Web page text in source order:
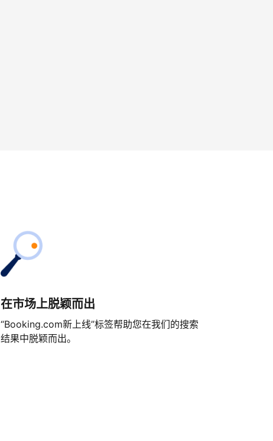
在市场上脱颖而出
“Booking.com新上线”标签帮助您在我们的搜索
结果中脱颖而出。